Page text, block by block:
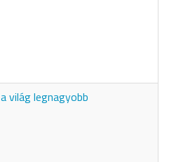
világ legnagyobb